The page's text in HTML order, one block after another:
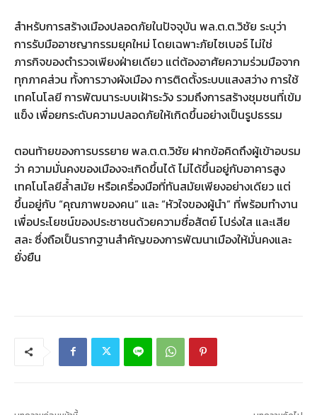
สำหรับการสร้างเมืองปลอดภัยในปัจจุบัน พล.ต.ต.วิชัย ระบุว่า
การรับมืออาชญากรรมยุคใหม่ โดยเฉพาะภัยไซเบอร์ ไม่ใช่
ภารกิจของตำรวจเพียงฝ่ายเดียว แต่ต้องอาศัยความร่วมมือจาก
ทุกภาคส่วน ทั้งการวางผังเมือง การติดตั้งระบบแสงสว่าง การใช้
เทคโนโลยี การพัฒนาระบบเฝ้าระวัง รวมถึงการสร้างชุมชนที่เข้ม
แข็ง เพื่อยกระดับความปลอดภัยให้เกิดขึ้นอย่างเป็นรูปธรรม
ตอนท้ายของการบรรยาย พล.ต.ต.วิชัย ฝากข้อคิดถึงผู้เข้าอบรม
ว่า ความมั่นคงของเมืองจะเกิดขึ้นได้ ไม่ได้ขึ้นอยู่กับอาคารสูง
เทคโนโลยีล้ำสมัย หรือเครื่องมือที่ทันสมัยเพียงอย่างเดียว แต่
ขึ้นอยู่กับ “คุณภาพของคน” และ “หัวใจของผู้นำ” ที่พร้อมทำงาน
เพื่อประโยชน์ของประชาชนด้วยความซื่อสัตย์ โปร่งใส และเสีย
สละ ซึ่งถือเป็นรากฐานสำคัญของการพัฒนาเมืองให้มั่นคงและ
ยั่งยืน